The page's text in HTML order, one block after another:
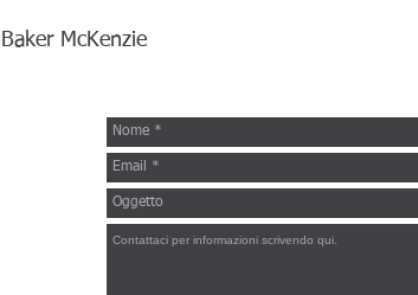
McKenzie